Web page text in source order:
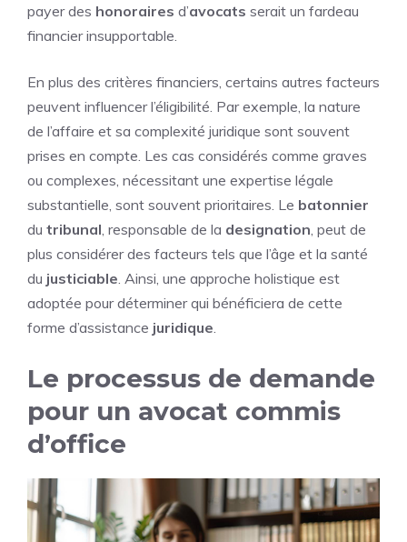
payer des honoraires d’avocats serait un fardeau
financier insupportable.
En plus des critères financiers, certains autres facteurs
peuvent influencer l’éligibilité. Par exemple, la nature
de l’affaire et sa complexité juridique sont souvent
prises en compte. Les cas considérés comme graves
ou complexes, nécessitant une expertise légale
substantielle, sont souvent prioritaires. Le batonnier
du tribunal , responsable de la designation , peut de
plus considérer des facteurs tels que l’âge et la santé
du justiciable . Ainsi, une approche holistique est
adoptée pour déterminer qui bénéficiera de cette
forme d’assistance juridique
Le processus de demande
pour un avocat commis
d’office